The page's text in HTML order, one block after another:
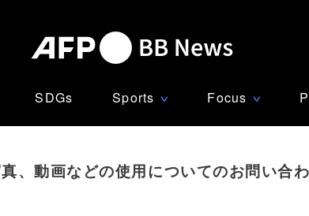
SDGs Sports ∨ Focus ∨
、動画などの使用についてのお問い合